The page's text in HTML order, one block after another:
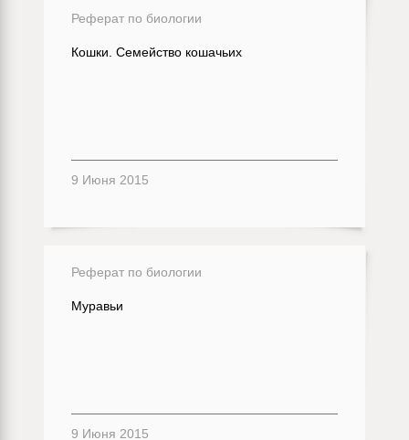
Реферат по биологии
Кошки. Семейство кошачьих
9 Июня 2015
Реферат по биологии
Муравьи
9 Июня 2015